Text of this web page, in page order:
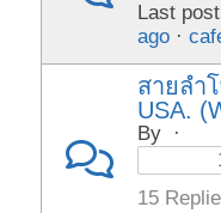
Last
ago ·
สายลำ
USA.
By
·
15